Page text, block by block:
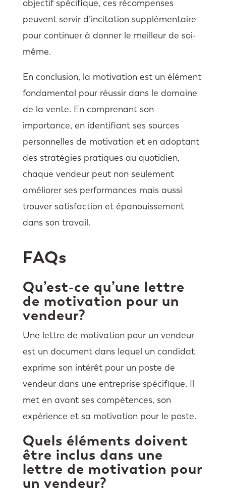
objectif spécifique, ces récompenses
peuvent servir d’incitation supplémentaire
pour continuer à donner le meilleur de soi-
même.
En conclusion, la motivation est un élément
fondamental pour réussir dans le domaine
de la vente. En comprenant son
importance, en identifiant ses sources
personnelles de motivation et en adoptant
des stratégies pratiques au quotidien,
chaque vendeur peut non seulement
améliorer ses performances mais aussi
trouver satisfaction et épanouissement
dans son travail.
FAQs
Qu’est-ce qu’une lettre
de motivation pour un
vendeur?
Une lettre de motivation pour un vendeur
est un document dans lequel un candidat
exprime son intérêt pour un poste de
vendeur dans une entreprise spécifique. Il
met en avant ses compétences, son
expérience et sa motivation pour le poste.
Quels éléments doivent
être inclus dans une
lettre de motivation pour
un vendeur?